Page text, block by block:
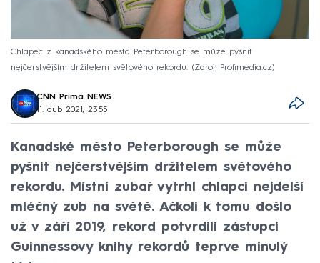
Chlapec z kanadského města Peterborough se může pyšnit
nejčerstvějším držitelem světového rekordu.
Zdroj: Profimedia.cz
CNN Prima NEWS
11. dub 2021, 23:55
Kanadské město Peterborough se může
pyšnit nejčerstvějším držitelem světového
rekordu. Místní zubař vytrhl chlapci nejdelší
mléčný zub na světě. Ačkoli k tomu došlo
už v září 2019, rekord potvrdili zástupci
Guinnessovy knihy rekordů teprve minulý